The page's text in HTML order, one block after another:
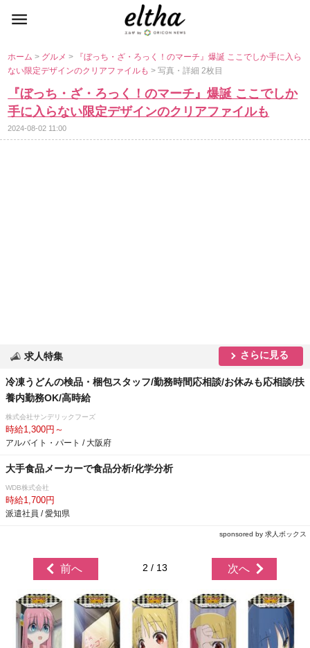
ホーム> グルメ>
『ぼっち・ざ・ろっく！のマーチ』爆誕 ここでしか手に入ら
ない限定デザインのクリアファイルも> 写真・詳細 2枚目
『ぼっち・ざ・ろっく！のマーチ』爆誕 ここでしか
手に入らない限定デザインのクリアファイルも
2024-08-02 11:00
求人特集 さらに見る
冷凍うどんの検品・梱包スタッフ/勤務時間応相談/お休みも応相談/扶
養内勤務OK/高時給
株式会社サンデリックフーズ
時給1,300円～
アルバイト・パート / 大阪府
大手食品メーカーで食品分析/化学分析
WDB株式会社
時給1,700円
派遣社員 / 愛知県
sponsored by 求人ボックス
前へ 2 / 13 次へ